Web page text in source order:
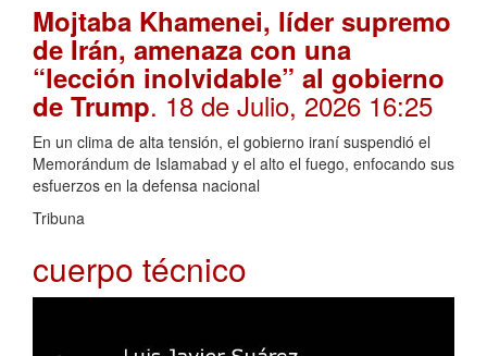
Mojtaba Khamenei, líder supremo
de Irán, amenaza con una
“lección inolvidable” al gobierno
de Trump. 18 de Julio, 2026 16:25
En un clima de alta tensión, el gobierno iraní suspendió el
Memorándum de Islamabad y el alto el fuego, enfocando sus
esfuerzos en la defensa nacional
Tribuna
cuerpo técnico